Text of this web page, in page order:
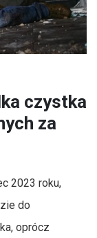
czystka
za
2023 roku,
do
oprócz